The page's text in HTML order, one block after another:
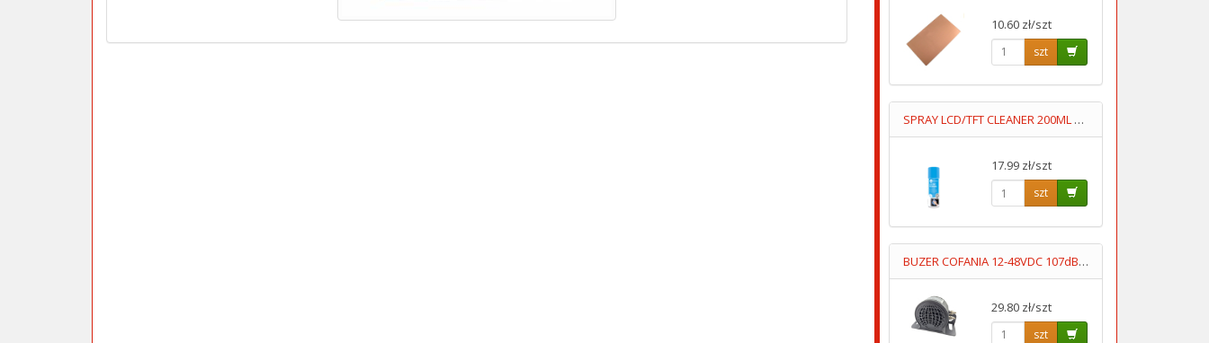
10.60 zł/szt
szt
SPRAY LCD/TFT CLEANER 200ML DO CZYSZCZENIA MATRYC LCD/TFT
17.99 zł/szt
szt
BUZER COFANIA 12-48VDC 107dB "SYGNAŁ COFANIA"
29.80 zł/szt
szt